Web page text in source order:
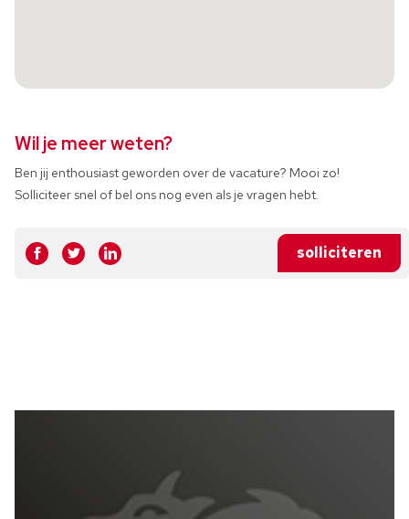
Wil je meer weten?
Ben jij enthousiast geworden over de vacature? Mooi zo!
Solliciteer snel of bel ons nog even als je vragen hebt.
solliciteren